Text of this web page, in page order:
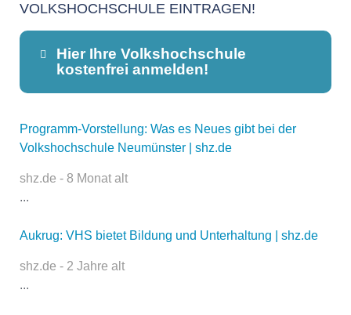
VOLKSHOCHSCHULE EINTRAGEN!
Hier Ihre Volkshochschule
kostenfrei anmelden!
Dieser Teil dient lediglich zur
Kontaktaufnahme und ist nicht
Name*
Programm-Vorstellung: Was es Neues gibt bei der
Volkshochschule Neumünster | shz.de
shz.de - 8 Monat alt
...
Aukrug: VHS bietet Bildung und Unterhaltung | shz.de
shz.de - 2 Jahre alt
...